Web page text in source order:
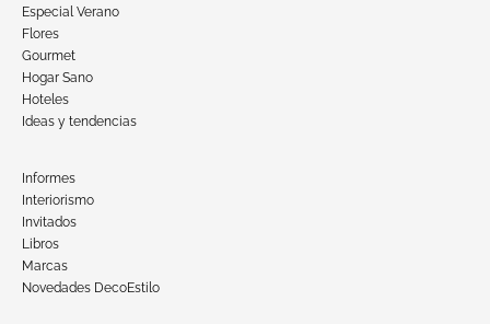
Especial Verano
Flores
Gourmet
Hogar Sano
Hoteles
Ideas y tendencias
Informes
Interiorismo
Invitados
Libros
Marcas
Novedades DecoEstilo